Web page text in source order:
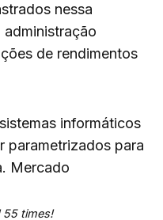
nessa
administração
de rendimentos
informáticos
parametrizados para
Mercado
55 times!